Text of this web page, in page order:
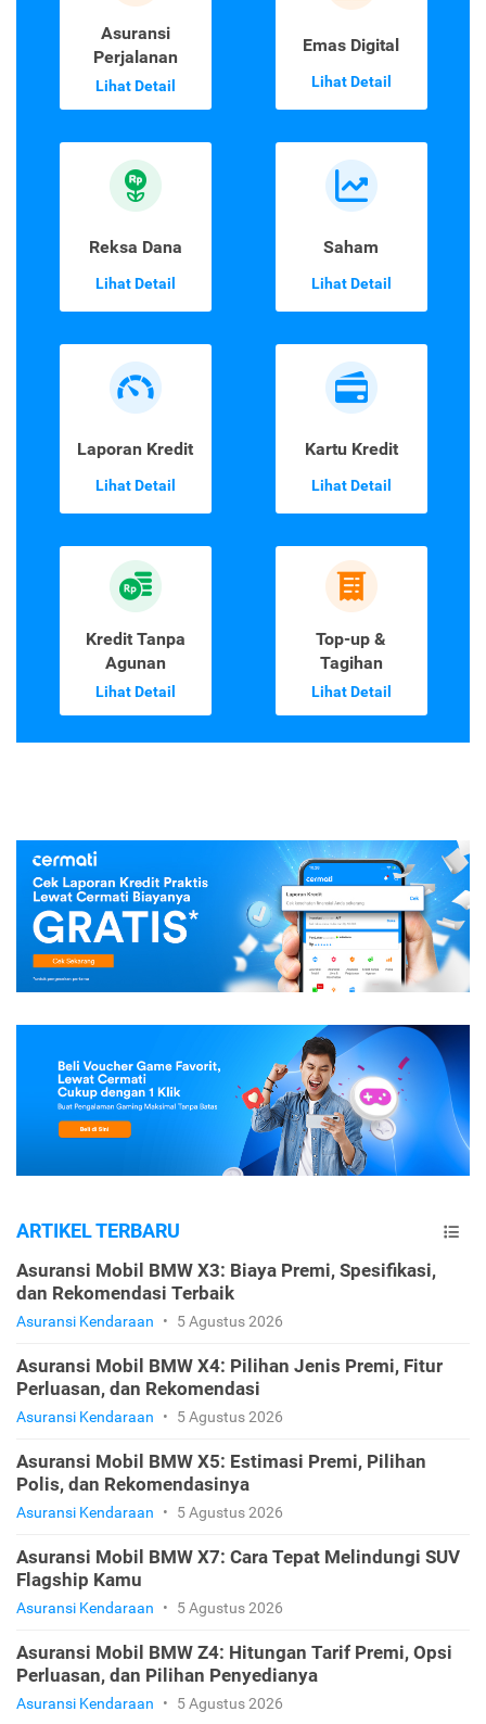
Asuransi
Perjalanan
Lihat Detail
Emas Digital
Lihat Detail
Reksa Dana
Lihat Detail
Saham
Lihat Detail
Laporan Kredit
Lihat Detail
Kartu Kredit
Lihat Detail
Kredit Tanpa
Agunan
Lihat Detail
Top-up &
Tagihan
Lihat Detail
ARTIKEL TERBARU
Asuransi Mobil BMW X3: Biaya Premi, Spesifikasi,
dan Rekomendasi Terbaik
Asuransi Kendaraan • 5 Agustus 2026
Asuransi Mobil BMW X4: Pilihan Jenis Premi, Fitur
Perluasan, dan Rekomendasi
Asuransi Kendaraan • 5 Agustus 2026
Asuransi Mobil BMW X5: Estimasi Premi, Pilihan
Polis, dan Rekomendasinya
Asuransi Kendaraan • 5 Agustus 2026
Asuransi Mobil BMW X7: Cara Tepat Melindungi SUV
Flagship Kamu
Asuransi Kendaraan • 5 Agustus 2026
Asuransi Mobil BMW Z4: Hitungan Tarif Premi, Opsi
Perluasan, dan Pilihan Penyedianya
Asuransi Kendaraan • 5 Agustus 2026